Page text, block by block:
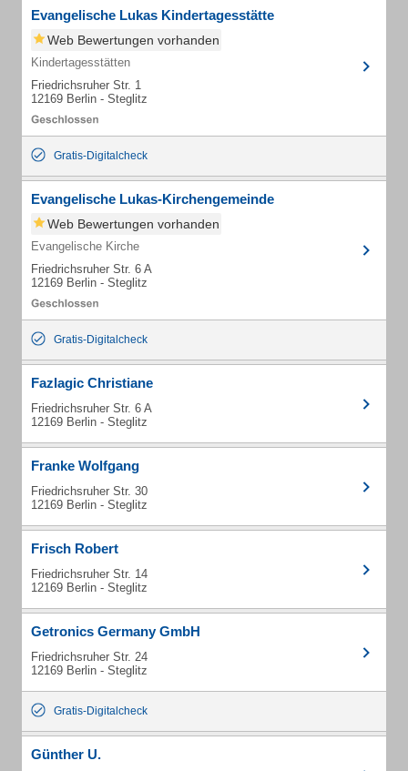
Evangelische Lukas Kindertagesstätte
Web Bewertungen vorhanden
Kindertagesstätten
Friedrichsruher Str. 1
12169 Berlin - Steglitz
Gratis-Digitalcheck
Evangelische Lukas-Kirchengemeinde
Web Bewertungen vorhanden
Evangelische Kirche
Friedrichsruher Str. 6 A
12169 Berlin - Steglitz
Gratis-Digitalcheck
Fazlagic Christiane
Friedrichsruher Str. 6 A
12169 Berlin - Steglitz
Franke Wolfgang
Friedrichsruher Str. 30
12169 Berlin - Steglitz
Frisch Robert
Friedrichsruher Str. 14
12169 Berlin - Steglitz
Getronics Germany GmbH
Friedrichsruher Str. 24
12169 Berlin - Steglitz
Gratis-Digitalcheck
Günther U.